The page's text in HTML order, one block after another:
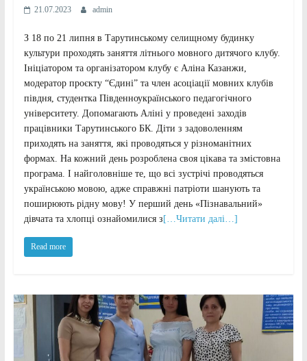
21.07.2023 admin
З 18 по 21 липня в Тарутинському селищному будинку
культури проходять заняття літнього мовного дитячого клубу.
Ініціатором та організатором клубу є Аліна Казанжи,
модератор проєкту “Єдині” та член асоціації мовних клубів
півдня, студентка Південноукраїнського педагогічного
університету. Допомагають Аліні у проведені заходів
працівники Тарутинського БК. Діти з задоволенням
приходять на заняття, які проводяться у різноманітних
формах. На кожний день розроблена своя цікава та змістовна
програма. І найголовніше те, що всі зустрічі проводяться
українською мовою, адже справжні патріоти шанують та
поширюють рідну мову! У перший день «Пізнавальний»
дівчата та хлопці ознайомилися з[…Читати далі…]
Read more